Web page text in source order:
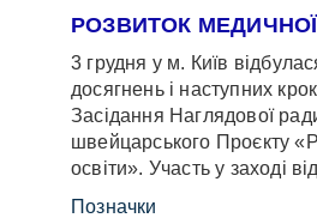
РОЗВИТОК
3 грудня у м. Київ
досягнень і наступних
Засідання Наглядової
швейцарського Проєкту
освіти». Участь у заході
Позначки